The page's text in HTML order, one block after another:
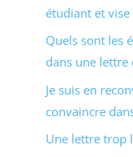
étudiant et
Quels sont les
dans une
Je suis en
convaincre
Une lettre trop